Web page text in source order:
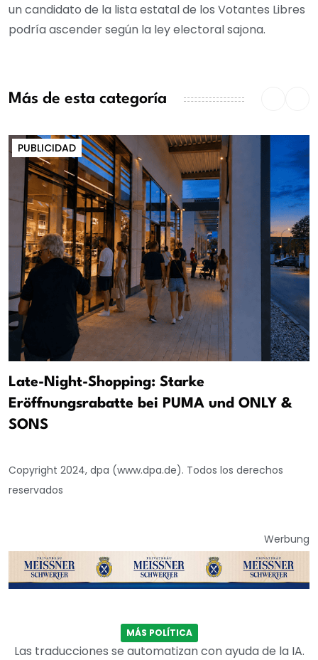
un candidato de la lista estatal de los Votantes Libres
podría ascender según la ley electoral sajona.
Más de esta categoría
PUBLICIDAD
Late-Night-Shopping: Starke
Eröffnungsrabatte bei PUMA und ONLY &
SONS
Copyright 2024, dpa (www.dpa.de). Todos los derechos
reservados
Werbung
MÁS POLÍTICA
Las traducciones se automatizan con ayuda de la IA.